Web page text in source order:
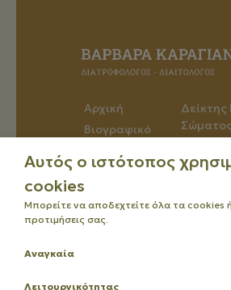
Αρχική
Βιογραφικό
Προγράμματα
Σώματος
Αυτός ο ιστότοπος
cookies
Μπορείτε να αποδεχτείτε όλα τα cookies ή
προτιμήσεις σας.
Αναγκαία
Λειτουργικότητας